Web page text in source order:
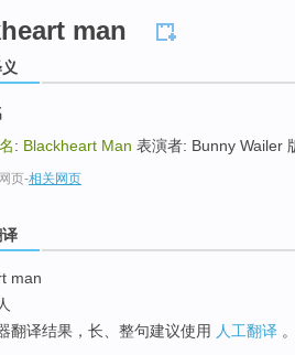
man
: Blackheart Man 表演者: Bunny Wailer
页-相关网页
man
翻译结果，长、整句建议使用 人工翻译